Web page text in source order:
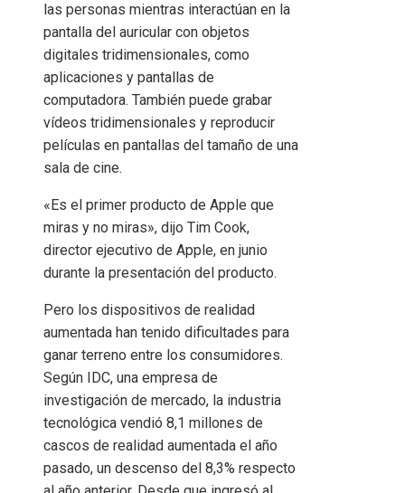
las personas mientras interactúan en la
pantalla del auricular con objetos
digitales tridimensionales, como
aplicaciones y pantallas de
computadora. También puede grabar
vídeos tridimensionales y reproducir
películas en pantallas del tamaño de una
sala de cine.
«Es el primer producto de Apple que
miras y no miras», dijo Tim Cook,
director ejecutivo de Apple, en junio
durante la presentación del producto.
Pero los dispositivos de realidad
aumentada han tenido dificultades para
ganar terreno entre los consumidores.
Según IDC, una empresa de
investigación de mercado, la industria
tecnológica vendió 8,1 millones de
cascos de realidad aumentada el año
pasado, un descenso del 8,3% respecto